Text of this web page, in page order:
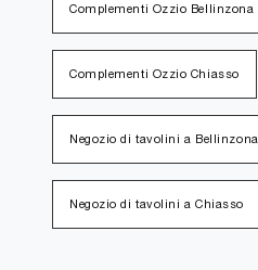
Complementi Ozzio Bellinzona
Complementi Ozzio Chiasso
Negozio di tavolini a Bellinzona
Negozio di tavolini a Chiasso